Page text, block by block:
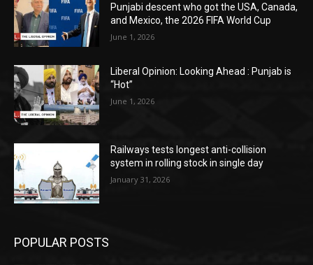
Punjabi descent who got the USA, Canada,
and Mexico, the 2026 FIFA World Cup
June 1, 2026
Liberal Opinion: Looking Ahead : Punjab is
“Hot”
June 1, 2026
Railways tests longest anti-collision
system in rolling stock in single day
January 31, 2026
POPULAR POSTS